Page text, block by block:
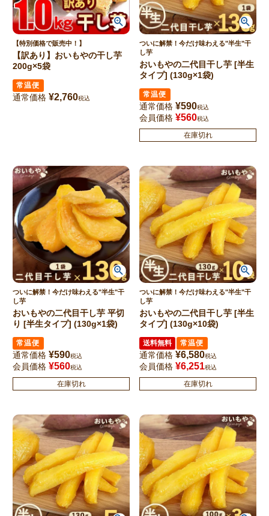
【特別価格で販売中！】
【訳あり】おいもやの干し芋
200g×5袋
常温便
通常価格 ¥2,760税込
ついに解禁！今だけ味わえる"半生"干
し芋
おいもやの二代目干し芋 [半生
タイプ] (130g×1袋)
常温便
通常価格 ¥590税込
会員価格 ¥560税込
在庫切れ
ついに解禁！今だけ味わえる"半生"干
し芋
おいもやの二代目干し芋 平切
り [半生タイプ] (130g×1袋)
常温便
通常価格 ¥590税込
会員価格 ¥560税込
在庫切れ
ついに解禁！今だけ味わえる"半生"干
し芋
おいもやの二代目干し芋 [半生
タイプ] (130g×10袋)
送料無料 常温便
通常価格 ¥6,580税込
会員価格 ¥6,251税込
在庫切れ